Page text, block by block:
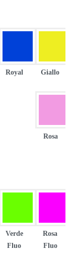
Royal Giallo
Rosa
Verde
Fluo
Rosa
Fluo